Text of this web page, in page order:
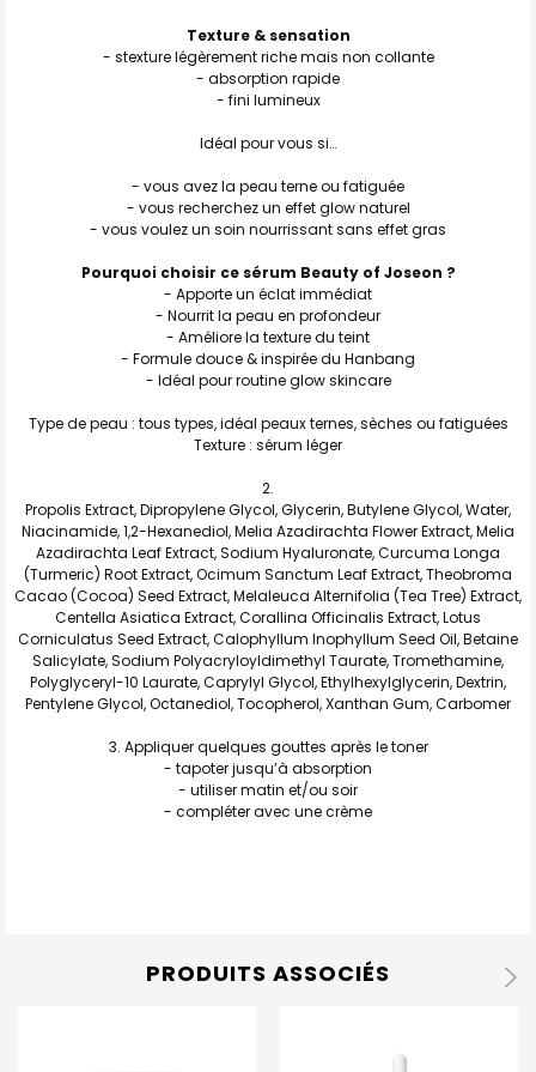
Texture & sensation
- stexture légèrement riche mais non collante
- absorption rapide
- fini lumineux
Idéal pour vous si…
- vous avez la peau terne ou fatiguée
- vous recherchez un effet glow naturel
- vous voulez un soin nourrissant sans effet gras
Pourquoi choisir ce sérum Beauty of Joseon ?
- Apporte un éclat immédiat
- Nourrit la peau en profondeur
- Améliore la texture du teint
- Formule douce & inspirée du Hanbang
- Idéal pour routine glow skincare
Type de peau : tous types, idéal peaux ternes, sèches ou fatiguées
Texture : sérum léger
Propolis Extract, Dipropylene Glycol, Glycerin, Butylene Glycol, Water,
Niacinamide, 1,2-Hexanediol, Melia Azadirachta Flower Extract, Melia
Azadirachta Leaf Extract, Sodium Hyaluronate, Curcuma Longa
(Turmeric) Root Extract, Ocimum Sanctum Leaf Extract, Theobroma
Cacao (Cocoa) Seed Extract, Melaleuca Alternifolia (Tea Tree) Extract,
Centella Asiatica Extract, Corallina Officinalis Extract, Lotus
Corniculatus Seed Extract, Calophyllum Inophyllum Seed Oil, Betaine
Salicylate, Sodium Polyacryloyldimethyl Taurate, Tromethamine,
Polyglyceryl-10 Laurate, Caprylyl Glycol, Ethylhexylglycerin, Dextrin,
Pentylene Glycol, Octanediol, Tocopherol, Xanthan Gum, Carbomer
Appliquer quelques gouttes après le toner
- tapoter jusqu’à absorption
- utiliser matin et/ou soir
- compléter avec une crème
PRODUITS ASSOCIÉS